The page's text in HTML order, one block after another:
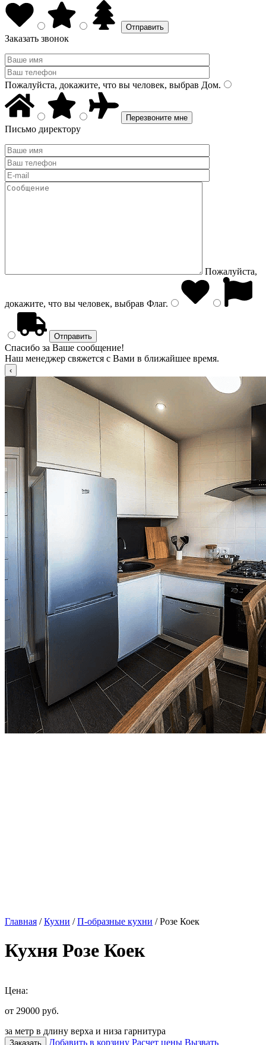
Заказать звонок
Пожалуйста, докажите, что вы человек, выбрав Дом.
Письмо директору
Пожалуйста,
докажите, что вы человек, выбрав Флаг.
Спасибо за Ваше сообщение!
Наш менеджер свяжется с Вами в ближайшее время.
Главная /Кухни /П-образные кухни / Розе Коек
Кухня Розе Коек
Цена:
от 29000 руб.
за метр в длину верха и низа гарнитура
Заказать Добавить в корзину Расчет цены Вызвать